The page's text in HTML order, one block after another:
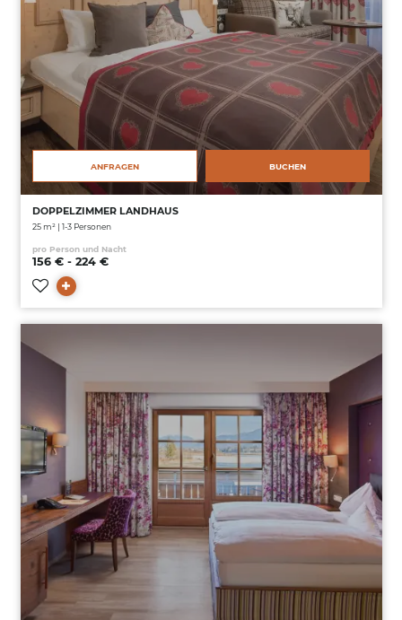
ANFRAGEN BUCHEN
DOPPELZIMMER LANDHAUS
25 m² | 1-3 Personen
pro Person und Nacht
156 € - 224 €